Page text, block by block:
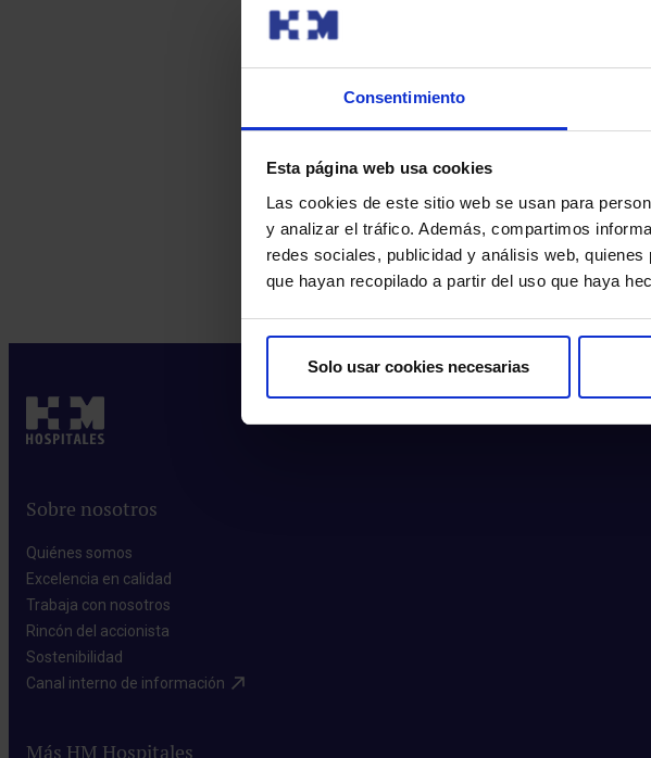
Consentimiento
Esta página web usa cookies
Las cookies de este sitio web se usan para
y analizar el tráfico. Además, compartimos
redes sociales, publicidad y análisis web,
que hayan recopilado a partir del uso que haya
Solo usar cookies necesarias
Sobre nosotros
Quiénes somos​
Excelencia en calidad​
Trabaja con nosotros​
Rincón del accionista​
Sostenibilidad​
Canal interno de información​
Más HM Hospitales